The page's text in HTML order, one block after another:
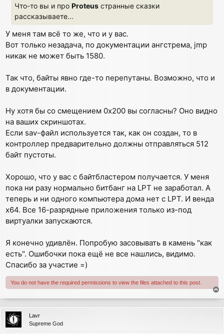
Что-то вы и про Proteus странные сказки
рассказываете...
У меня там всё то же, что и у вас.
Вот только незадача, по документации ангстрема, jmp
никак не может быть 1580.
Так что, байты явно где-то перепутаны. Возможно, что и
в документации.
Ну хотя бы со смещением 0x200 вы согласны? Оно видно
на ваших скриншотах.
Если sav-файл используется так, как он создан, то в
контроллер предварительно должны отправляться 512
байт пустоты.
Хорошо, что у вас с байтбластером получается. У меня
пока ни разу нормально битбанг на LPT не заработал. А
теперь и ни одного компьютера дома нет с LPT. И венда
x64. Все 16-разрядные приложения только из-под
виртуалки запускаются.
Я конечно удивлён. Попробую засовывать в камень "как
есть". Ошибочки пока ещё не все нашлись, видимо.
Спасибо за участие =)
You do not have the required permissions to view the files attached to this post.
o
p
Lavr
Supreme God